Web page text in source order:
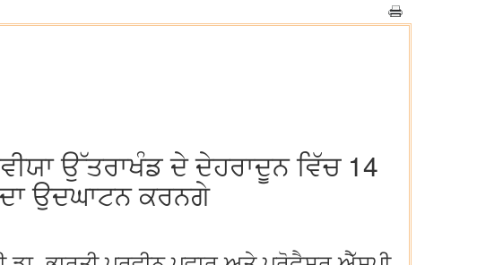
ਉੱਤਰਾਖੰਡ ਦੇ ਦੇਹਰਾਦੂਨ ਵਿੱਚ 14
ਉਦਘਾਟਨ ਕਰਨਗੇ